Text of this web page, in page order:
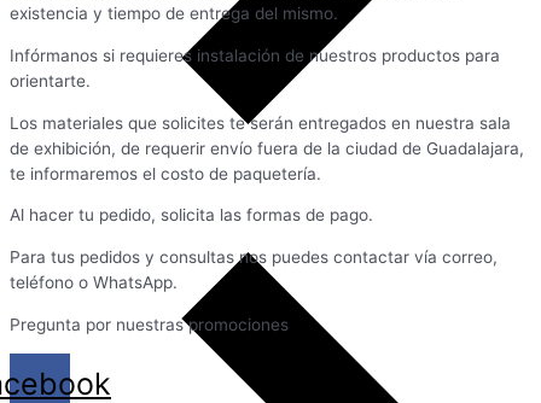
existencia y tiempo de entrega del mismo.
Infórmanos si requieres instalación de nuestros productos para
orientarte.
Los materiales que solicites te serán entregados en nuestra sala
de exhibición, de requerir envío fuera de la ciudad de Guadalajara,
te informaremos el costo de paquetería.
Al hacer tu pedido, solicita las formas de pago.
Para tus pedidos y consultas nos puedes contactar vía correo,
teléfono o WhatsApp.
Pregunta por nuestras promociones